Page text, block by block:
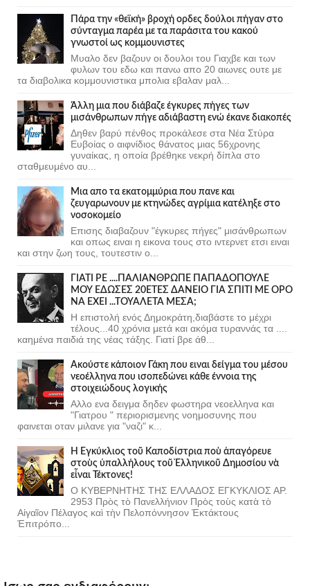
Πάρα την «θεϊκή» βροχή ορδες δούλοι πήγαν στο
σύνταγμα παρέα με τα παράσιτα του κακού
γνωστοί ως κομμουνιστες
Μυαλο δεν βαζουν οι δουλοι του Γιαχβε και των
φυλων του εδω και πανω απο 20 αιωνες ουτε με
τα διαβολικα κομμουνιστικα μπολια εβαλαν μαλ...
Άλλη μια που διάβαζε έγκυρες πήγες των
μισάνθρωπων πήγε αδιάβαστη ενώ έκανε διακοπές
Δηθεν βαρύ πένθος προκάλεσε στα Νέα Στύρα
Ευβοίας ο αιφνίδιος θάνατος μιας 56χρονης
γυναίκας, η οποία βρέθηκε νεκρή δίπλα στο
σταθμευμένο αυ...
Μια απο τα εκατομμύρια που πανε και
ζευγαρωνουν με κτηνώδες αγρίμια κατέληξε στο
νοσοκομείο
Επισης διαβαζουν "έγκυρες πήγες" μισάνθρωπων
και οπως ειναι η εικονα τους στο ιντερνετ ετσι ειναι
και στην ζωη τους, τουτεστιν ο...
ΓΙΑΤΙ ΡΕ ....ΠΑΛΙΑΝΘΡΩΠΕ ΠΑΠΑΔΟΠΟΥΛΕ
ΜΟΥ ΕΔΩΣΕΣ 20ΕΤΕΣ ΔΑΝΕΙΟ ΓΙΑ ΣΠΙΤΙ ΜΕ ΟΡΟ
ΝΑ ΕΧΕΙ ...ΤΟΥΑΛΕΤΑ ΜΕΣΑ;
Η επιστολή ενός Δημοκράτη,διαβάστε το μέχρι
τέλους...40 χρόνια μετά και ακόμα τυραννάς τα ....
καημένα παιδιά της νέας τάξης. Γιατί βρε άθ...
Ακούστε κάποιον Γάκη που ειναι δείγμα του μέσου
νεοέλληνα που ισοπεδώνει κάθε έννοια της
στοιχειώδους λογικής
Αλλο ενα δειγμα δηδεν φωστηρα νεοελληνα και
"Γιατρου " περιορισμενης νοημοσυνης που
φαινεται οταν μιλανε για "ναζι" κ...
Ἡ Ἐγκύκλιος τοῦ Καποδίστρια ποὺ ἀπαγόρευε
στοὺς ὑπαλλήλους τοῦ Ἑλληνικοῦ Δημοσίου νὰ
εἶναι Τέκτονες!
Ο ΚΥΒΕΡΝΗΤΗΣ ΤΗΣ ΕΛΛΑΔΟΣ ΕΓΚΥΚΛΙΟΣ ΑΡ.
2953 Πρὸς τὸ Πανελλήνιον Πρὸς τοὺς κατὰ τὸ
Αἰγαῖον Πέλαγος καὶ τὴν Πελοπόννησον Ἐκτάκτους
Ἐπιτρόπο...